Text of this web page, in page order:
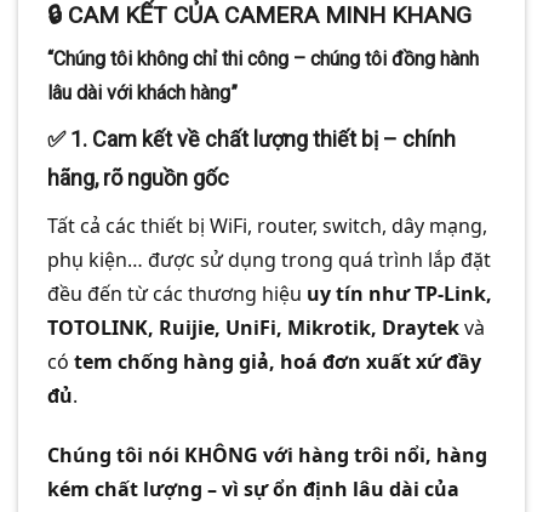
🔒 CAM KẾT CỦA CAMERA MINH KHANG
“Chúng tôi không chỉ thi công – chúng tôi đồng hành
lâu dài với khách hàng”
✅1. Cam kết về chất lượng thiết bị – chính
hãng, rõ nguồn gốc
Tất cả các thiết bị WiFi, router, switch, dây mạng,
phụ kiện… được sử dụng trong quá trình lắp đặt
đều đến từ các thương hiệu uy tín như TP-Link,
TOTOLINK, Ruijie, UniFi, Mikrotik, Draytekvà
có tem chống hàng giả, hoá đơn xuất xứ đầy
đủ.
Chúng tôi nói KHÔNG với hàng trôi nổi, hàng
kém chất lượng – vì sự ổn định lâu dài của